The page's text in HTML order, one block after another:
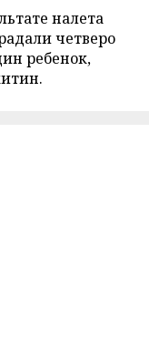
налета
четверо
ребенок,